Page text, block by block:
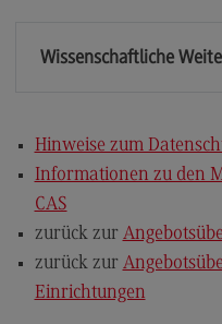
Wissenschaftliche
Hinweise zum
Informationen zu den
CAS
zurück zur
zurück zur
Einrichtungen